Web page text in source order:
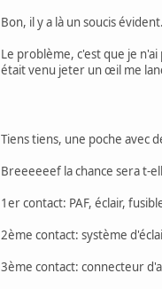
Bon, il y a là un soucis
Le problème, c'est que je
était venu jeter un œil me
Tiens tiens, une poche avec
Breeeeeef la chance sera t-
1er contact: PAF, éclair,
2ème contact: système
3ème contact: connecteur